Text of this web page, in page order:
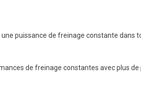
une puissance de freinage constante
de freinage constantes avec plus de